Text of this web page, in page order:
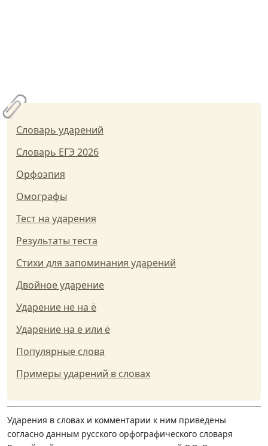
Словарь ударений
Словарь ЕГЭ 2026
Орфоэпия
Омографы
Тест на ударения
Результаты теста
Стихи для запоминания ударений
Двойное ударение
Ударение не на ё
Ударение на е или ё
Популярные слова
Примеры ударений в словах
Ударения в словах и комментарии к ним приведены
согласно данным русского орфографического словаря